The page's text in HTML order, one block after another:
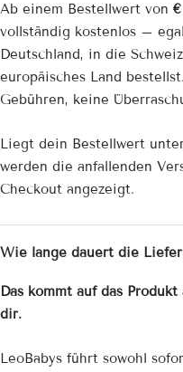
Ab einem Bestellwert von
vollständig kostenlos –
Deutschland, in die
europäisches Land
Gebühren, keine
Liegt dein Bestellwert
werden die anfallenden
Checkout angezeigt.
Wie lange dauert die
Das kommt auf das
dir.
LeoBabys führt sowohl